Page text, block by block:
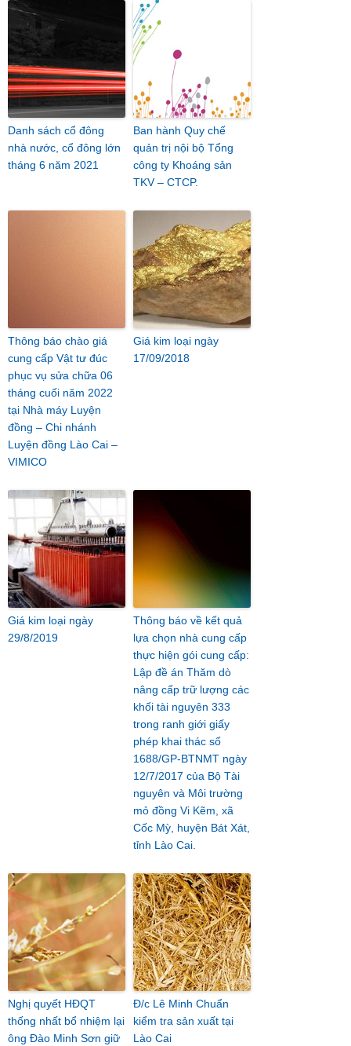
Danh sách cổ đông
nhà nước, cổ đông lớn
tháng 6 năm 2021
Ban hành Quy chế
quản trị nội bộ Tổng
công ty Khoáng sản
TKV – CTCP.
Thông báo chào giá
cung cấp Vật tư đúc
phục vụ sửa chữa 06
tháng cuối năm 2022
tại Nhà máy Luyện
đồng – Chi nhánh
Luyện đồng Lào Cai –
VIMICO
Giá kim loại ngày
17/09/2018
Giá kim loại ngày
29/8/2019
Thông báo về kết quả
lựa chọn nhà cung cấp
thực hiện gói cung cấp:
Lập đề án Thăm dò
nâng cấp trữ lượng các
khối tài nguyên 333
trong ranh giới giấy
phép khai thác số
1688/GP-BTNMT ngày
12/7/2017 của Bộ Tài
nguyên và Môi trường
mỏ đồng Vi Kẽm, xã
Cốc Mỳ, huyện Bát Xát,
tỉnh Lào Cai.
Nghị quyết HĐQT
thống nhất bổ nhiệm lại
ông Đào Minh Sơn giữ
Đ/c Lê Minh Chuẩn
kiểm tra sản xuất tại
Lào Cai